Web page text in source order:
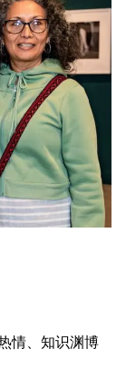
情、知识渊博